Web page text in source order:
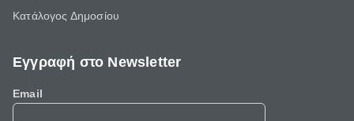
Κατάλογος Δημοσίου
Εγγραφή στο Newsletter
Email